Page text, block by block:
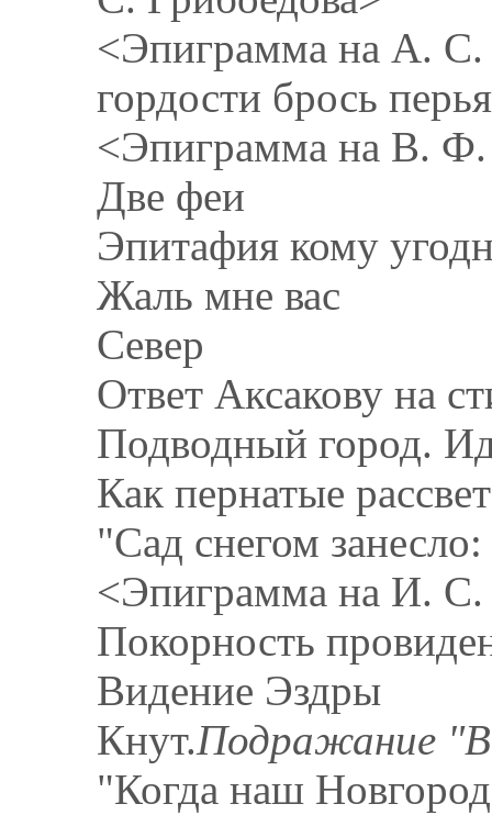
<Эпиграмма на А. С.
гордости брось
<Эпиграмма на В. Ф.
Две феи
Эпитафия кому
Жаль мне вас
Север
Ответ Аксакову на
Подводный город.
Как пернатые
"Сад снегом
<Эпиграмма на И. С.
Покорность
Видение Эздры
Кнут.Подражание
"Когда наш